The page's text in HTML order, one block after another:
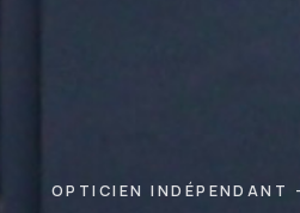
OPTICIEN INDÉPENDANT